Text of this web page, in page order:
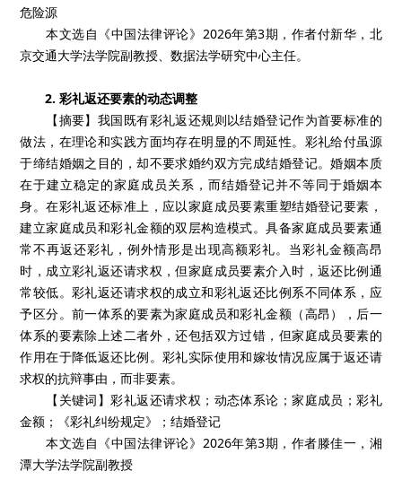
危险源
本文选自《中国法律评论》2026年第3期，作者付新华，北
京交通大学法学院副教授、数据法学研究中心主任。
2. 彩礼返还要素的动态调整
【摘要】我国既有彩礼返还规则以结婚登记作为首要标准的
做法，在理论和实践方面均存在明显的不周延性。彩礼给付虽源
于缔结婚姻之目的，却不要求婚约双方完成结婚登记。婚姻本质
在于建立稳定的家庭成员关系，而结婚登记并不等同于婚姻本
身。在彩礼返还标准上，应以家庭成员要素重塑结婚登记要素，
建立家庭成员和彩礼金额的双层构造模式。具备家庭成员要素通
常不再返还彩礼，例外情形是出现高额彩礼。当彩礼金额高昂
时，成立彩礼返还请求权，但家庭成员要素介入时，返还比例通
常较低。彩礼返还请求权的成立和彩礼返还比例系不同体系，应
予区分。前一体系的要素为家庭成员和彩礼金额（高昂），后一
体系的要素除上述二者外，还包括双方过错，但家庭成员要素的
作用在于降低返还比例。彩礼实际使用和嫁妆情况应属于返还请
求权的抗辩事由，而非要素。
【关键词】彩礼返还请求权；动态体系论；家庭成员；彩礼
金额；《彩礼纠纷规定》；结婚登记
本文选自《中国法律评论》2026年第3期，作者滕佳一，湘
潭大学法学院副教授